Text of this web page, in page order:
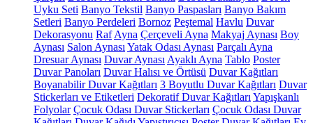
Uyku Seti Banyo Tekstil Banyo Paspasları Banyo Bakım
Setleri Banyo Perdeleri Bornoz Peştemal Havlu Duvar
Dekorasyonu Raf Ayna Çerçeveli Ayna Makyaj Aynası Boy
Aynası Salon Aynası Yatak Odası Aynası Parçalı Ayna
Dresuar Aynası Duvar Aynası Ayaklı Ayna Tablo Poster
Duvar Panoları Duvar Halısı ve Örtüsü Duvar Kağıtları
Boyanabilir Duvar Kağıtları 3 Boyutlu Duvar Kağıtları Duvar
Stickerları ve Etiketleri Dekoratif Duvar Kağıtları Yapışkanlı
Folyolar Çocuk Odası Duvar Stickerları Çocuk Odası Duvar